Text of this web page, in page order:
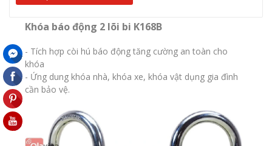
Khóa báo động 2 lõi bi K168B
- Tích hợp còi hú báo động tăng cường an toàn cho
khóa
- Ứng dung khóa nhà, khóa xe, khóa vật dụng gia đình
cần bảo vệ.